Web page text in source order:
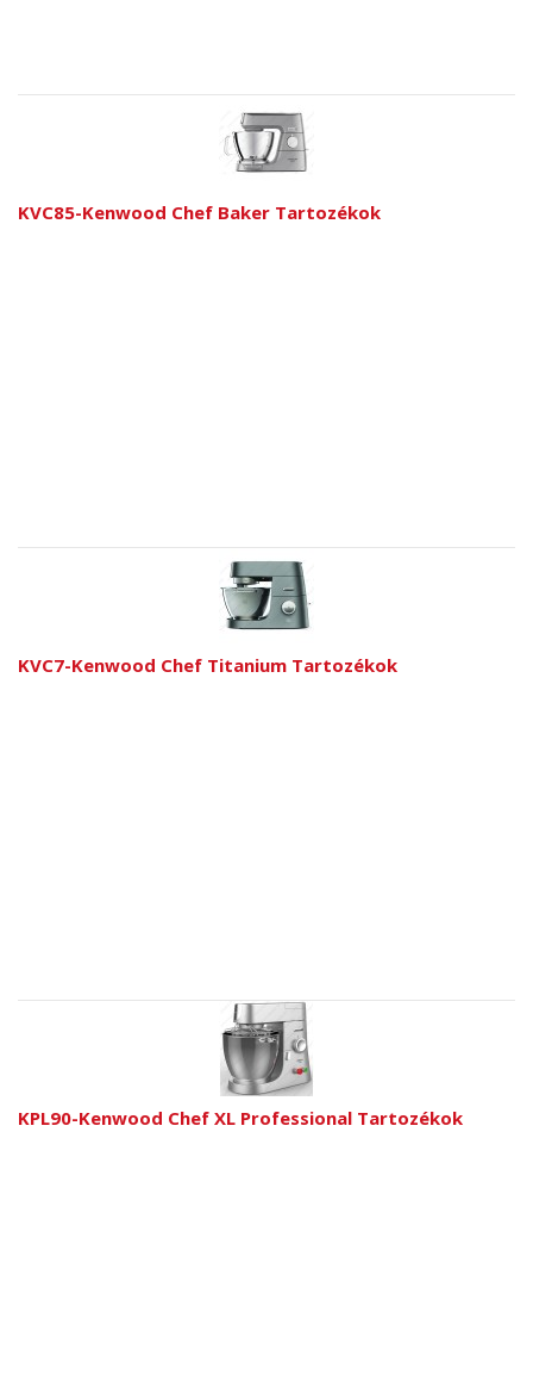
KVC85-Kenwood Chef Baker Tartozékok
KVC7-Kenwood Chef Titanium Tartozékok
KPL90-Kenwood Chef XL Professional Tartozékok